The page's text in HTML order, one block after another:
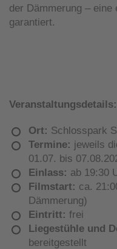
der Dämmerung –
garantiert.
Veranstaltungsdetails:
Ort: Schlosspark
Termine: jeweils
01.07. bis
Einlass: ab 19:30
Filmstart: ca.
Dämmerung)
Eintritt: frei
Liegestühle und
bereitgestellt